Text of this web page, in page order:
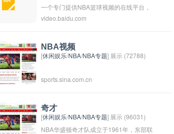
一个专门提供NBA篮球视频的在线平台，
用户可以在上面观看NBA比赛的精彩视频
百度NBA视频，篮球迷可以随时随地轻松
找到自己喜欢的NBA视频资源，满足他们
video.baidu.com
NBA视频
[休闲娱乐/NBA/NBA专题] 展示 (72788)
sports.sina.com.cn
奇才
[休闲娱乐/NBA/NBA专题] 展示 (96031)
NBA华盛顿奇才队成立于1961年，东部联